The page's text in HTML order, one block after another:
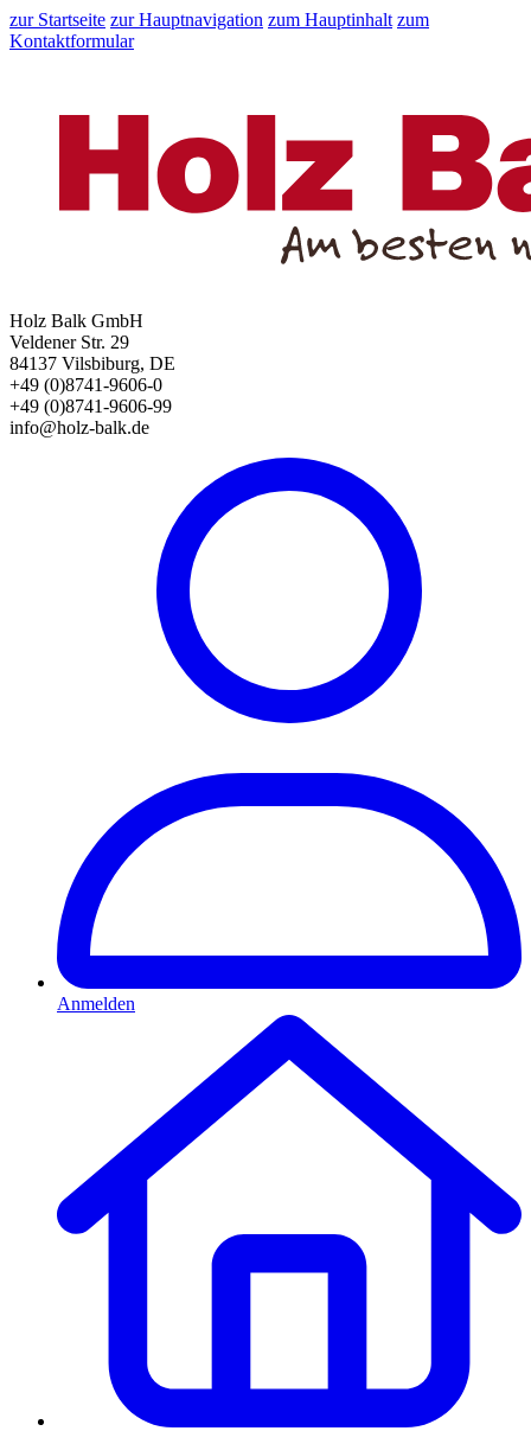
zur Startseite zur Hauptnavigation zum Hauptinhalt zum
Kontaktformular
Holz Balk GmbH
Veldener Str. 29
84137 Vilsbiburg, DE
+49 (0)8741-9606-0
+49 (0)8741-9606-99
info@holz-balk.de
Anmelden